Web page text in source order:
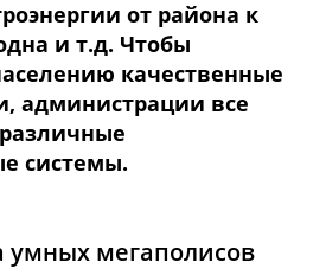
от района к
и т.д. Чтобы
качественные
администрации все
системы.
мегаполисов